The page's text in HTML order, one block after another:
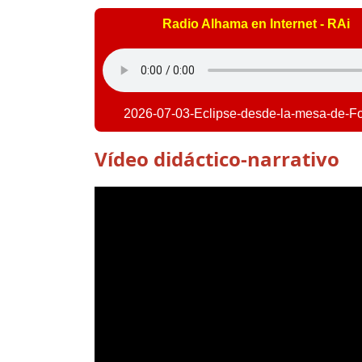
Radio Alhama en Internet - RAi
2026-07-03-Eclipse-desde-la-mesa-de-
Vídeo didáctico-narrativo